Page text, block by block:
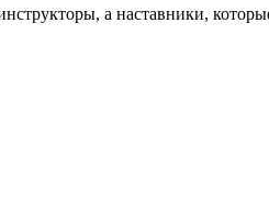
а наставники,